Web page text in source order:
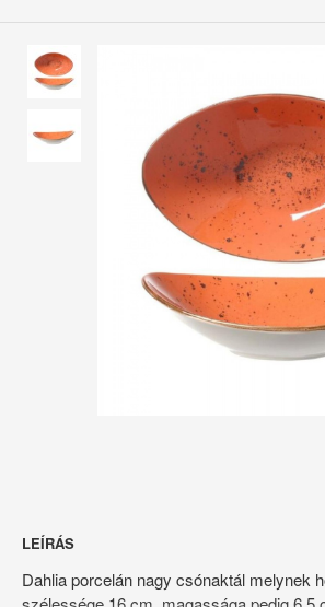
LEÍRÁS
Dahlia porcelán nagy csónaktál melynek